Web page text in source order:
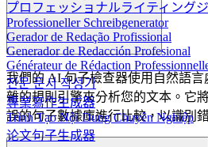
プロフェッショナルライティング
Professioneller Schreibgenerator
Gerador de Redação Profissional
Generador de Redacción Profesional
Générateur de Rédaction
전문 문서 작성기
專業寫作生成器
Trình Tạo Nội Dung Chuyên Nghiệp
论文句子生成器
我們的 AI 句子檢查器使用自然語
雜的規則引擎來分析您的文本。它
誤的句子數據庫進行比較，以識別